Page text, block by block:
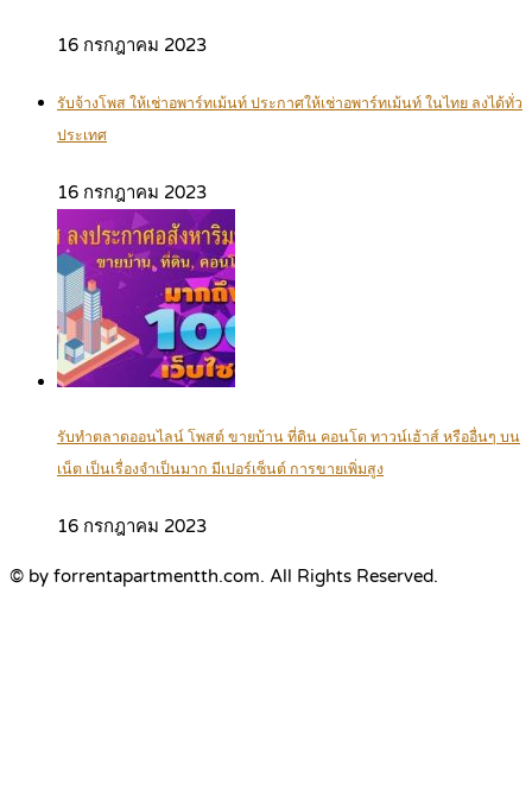
16 กรกฎาคม 2023
รับจ้างโพส ให้เช่าอพาร์ทเม้นท์ ประกาศให้เช่าอพาร์ทเม้นท์ ในไทย ลงได้ทั่ว
ประเทศ
16 กรกฎาคม 2023
รับทำตลาดออนไลน์ โพสต์ ขายบ้าน ที่ดิน คอนโด ทาวน์เฮ้าส์ หรืออื่นๆ บน
เน็ต เป็นเรื่องจำเป็นมาก มีเปอร์เซ็นต์ การขายเพิ่มสูง
16 กรกฎาคม 2023
© by forrentapartmentth.com. All Rights Reserved.